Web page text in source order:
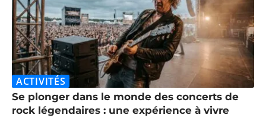
ACTIVITÉS
Se plonger dans le monde des concerts de
rock légendaires : une expérience à vivre